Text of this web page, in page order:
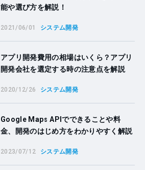
能や選び方を解説！
2021/06/01 システム開発
アプリ開発費用の相場はいくら？アプリ
開発会社を選定する時の注意点を解説
2020/12/26 システム開発
Google Maps APIでできることや料
金、開発のはじめ方をわかりやすく解説
2023/07/12 システム開発